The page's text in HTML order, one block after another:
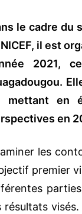
le cadre du
il est
2021,
mettant en
en
les
premier
résultats